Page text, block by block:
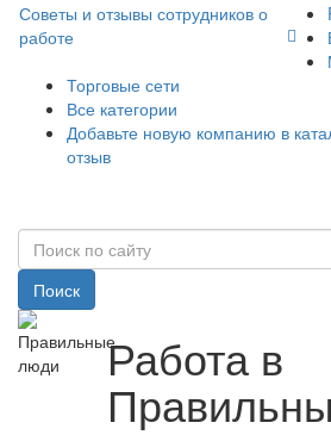
Советы и отзывы сотрудников о
работе
Торговые сети
Все категории
Добавьте новую компанию в
отзыв
Поиск
Работа в